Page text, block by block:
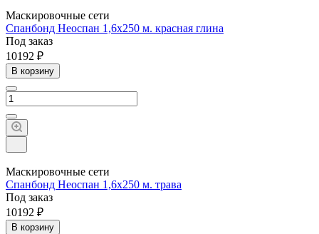
Маскировочные сети
Спанбонд Неоспан 1,6х250 м. красная глина
Под заказ
10192 ₽
В корзину
Маскировочные сети
Спанбонд Неоспан 1,6х250 м. трава
Под заказ
10192 ₽
В корзину